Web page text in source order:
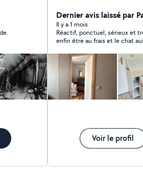
par
Dernier avis laissé par
Il y a 1 mois
Réactif, ponctuel, sérieux et
enfin être au frais et le chat
Voir le profil